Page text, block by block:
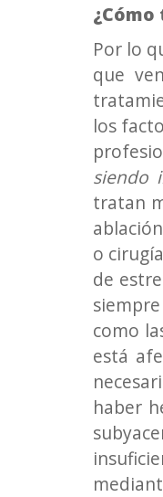
Por lo
que
los
siendo
tratan
o
de
como
está
haber